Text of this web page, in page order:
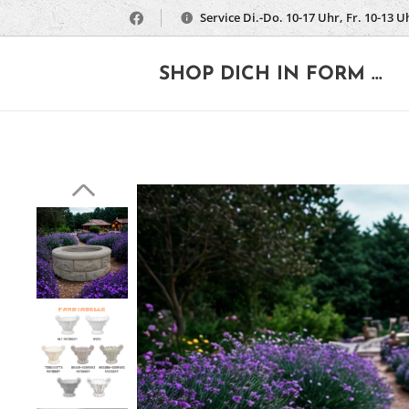
Service Di.-Do. 10-17 Uhr, Fr. 10-13
SHOP DICH IN FORM ...